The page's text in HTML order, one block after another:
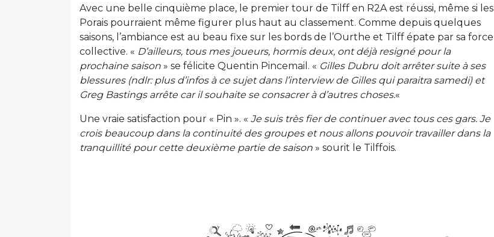
Avec une belle cinquième place, le premier tour de Tilff en R2A est réussi, même si les
Porais pourraient même figurer plus haut au classement. Comme depuis quelques
saisons, l’ambiance est au beau fixe sur les bords de l’Ourthe et Tilff épate par sa force
collective. « D’ailleurs, tous mes joueurs, hormis deux, ont déjà resigné pour la
prochaine saison » se félicite Quentin Pincemail. « Gilles Dubru doit arrêter suite à ses
blessures (ndlr: plus d’infos à ce sujet dans l’interview de Gilles qui paraitra samedi) et
Greg Bastings arrête car il souhaite se consacrer à d’autres choses.«
Une vraie satisfaction pour « Pin ». « Je suis très fier de continuer avec tous ces gars. Je
crois beaucoup dans la continuité des groupes et nous allons pouvoir travailler dans la
tranquillité pour cette deuxième partie de saison » sourit le Tilffois.